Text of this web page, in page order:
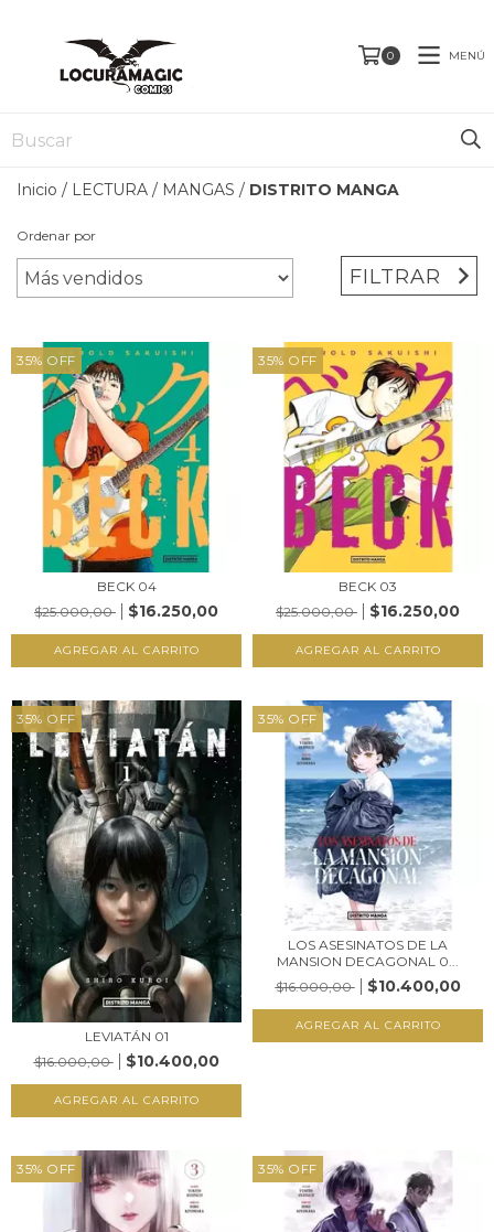
0 MENÚ
Inicio / LECTURA / MANGAS / DISTRITO MANGA
Ordenar por
FILTRAR
35% OFF
BECK 04
$25.000,00
$16.250,00
35% OFF
BECK 03
$25.000,00
$16.250,00
35% OFF
LEVIATÁN 01
$16.000,00
$10.400,00
35% OFF
LOS ASESINATOS DE LA
MANSION DECAGONAL 0...
$16.000,00
$10.400,00
35% OFF 35% OFF